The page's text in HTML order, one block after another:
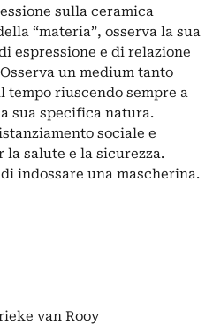
sulla ceramica
“materia”, osserva la sua
espressione e di relazione
un medium tanto
riuscendo sempre a
sua specifica natura.
sociale e
salute e la sicurezza.
indossare una mascherina.
van Rooy